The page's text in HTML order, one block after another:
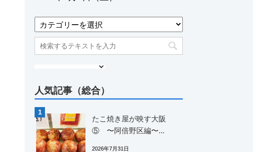
人気記事（総合）
たこ焼き屋が映す大阪
⑤ 〜阿倍野区編〜...
2026年7月31日